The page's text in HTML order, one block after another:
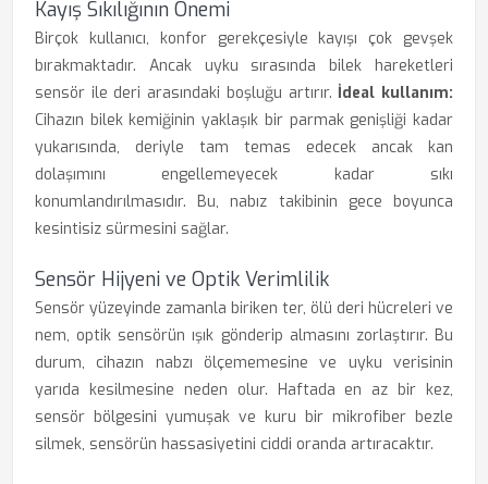
Kayış Sıkılığının Önemi
Birçok kullanıcı, konfor gerekçesiyle kayışı çok gevşek
bırakmaktadır. Ancak uyku sırasında bilek hareketleri
sensör ile deri arasındaki boşluğu artırır. İdeal kullanım:
Cihazın bilek kemiğinin yaklaşık bir parmak genişliği kadar
yukarısında, deriyle tam temas edecek ancak kan
dolaşımını engellemeyecek kadar sıkı
konumlandırılmasıdır. Bu, nabız takibinin gece boyunca
kesintisiz sürmesini sağlar.
Sensör Hijyeni ve Optik Verimlilik
Sensör yüzeyinde zamanla biriken ter, ölü deri hücreleri ve
nem, optik sensörün ışık gönderip almasını zorlaştırır. Bu
durum, cihazın nabzı ölçememesine ve uyku verisinin
yarıda kesilmesine neden olur. Haftada en az bir kez,
sensör bölgesini yumuşak ve kuru bir mikrofiber bezle
silmek, sensörün hassasiyetini ciddi oranda artıracaktır.